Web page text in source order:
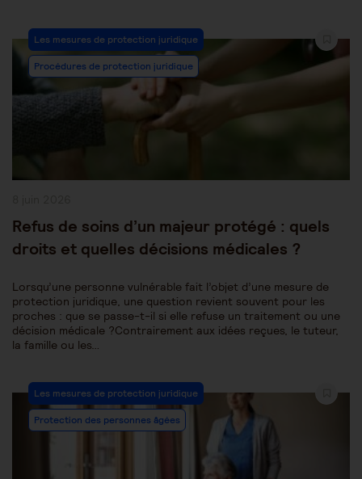
Post
Category:
Les mesures de protection juridique
Procédures de protection juridique
Refus de soins d’un majeur protégé : quels
droits et quelles décisions médicales ?
Lorsqu’une personne vulnérable fait l’objet d’une mesure de
protection juridique, une question revient souvent pour les
proches : que se passe-t-il si elle refuse un traitement ou une
décision médicale ?Contrairement aux idées reçues, le tuteur,
la famille ou les…
Post
Category:
Les mesures de protection juridique
Protection des personnes âgées